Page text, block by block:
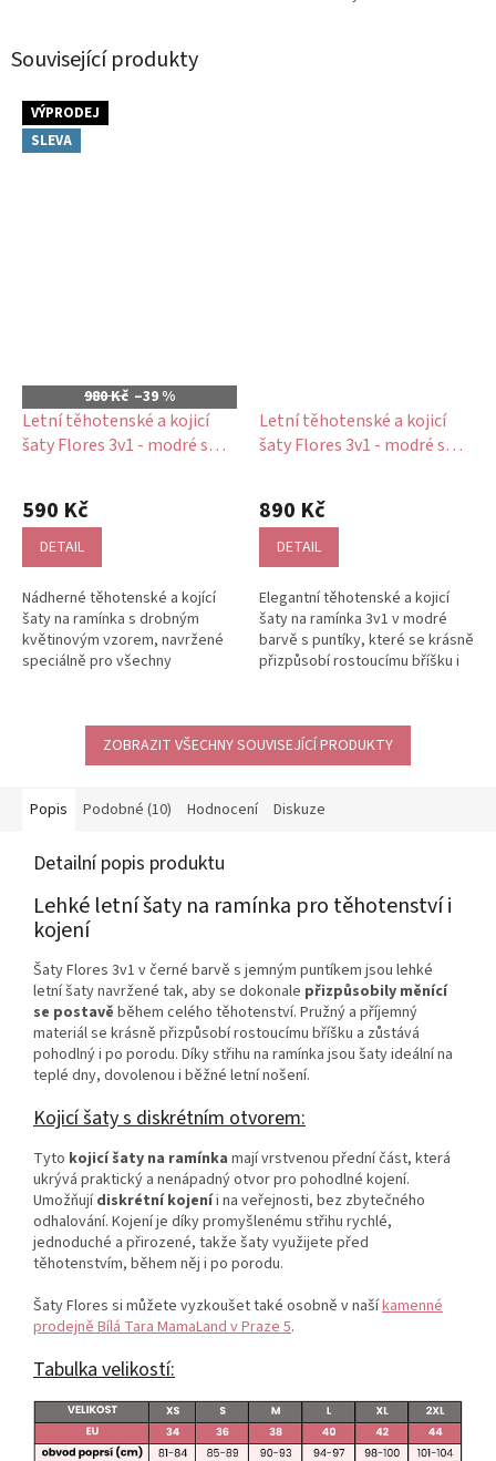
Související produkty
VÝPRODEJ
SLEVA
980 Kč –39 %
Letní těhotenské a kojicí
šaty Flores 3v1 - modré s
hodnocení
produktu
5,0
5
hvězdiček.
590 Kč
DETAIL
Nádherné těhotenské a kojící
šaty na ramínka s drobným
květinovým vzorem, navržené
speciálně pro všechny
Letní těhotenské a kojicí
šaty Flores 3v1 - modré s
890 Kč
DETAIL
Elegantní těhotenské a kojicí
šaty na ramínka 3v1 v modré
barvě s puntíky, které se krásně
přizpůsobí rostoucímu bříšku i
ZOBRAZIT VŠECHNY SOUVISEJÍCÍ PRODUKTY
Popis Podobné (10) Hodnocení Diskuze
Detailní popis produktu
Lehké letní šaty na ramínka pro těhotenství i
kojení
Šaty Flores 3v1 v černé barvě s jemným puntíkem jsou lehké
letní šaty navržené tak, aby se dokonale přizpůsobily měnící
se postavě během celého těhotenství. Pružný a příjemný
materiál se krásně přizpůsobí rostoucímu bříšku a zůstává
pohodlný i po porodu. Díky střihu na ramínka jsou šaty ideální na
teplé dny, dovolenou i běžné letní nošení.
Kojicí šaty s diskrétním otvorem:
Tyto kojicí šaty na ramínka mají vrstvenou přední část, která
ukrývá praktický a nenápadný otvor pro pohodlné kojení.
Umožňujídiskrétní kojeníi na veřejnosti, bez zbytečného
odhalování. Kojení je díky promyšlenému střihu rychlé,
jednoduché a přirozené, takže šaty využijete před
těhotenstvím, během něj i po porodu.
Šaty Flores si můžete vyzkoušet také osobně v našíkamenné
prodejně Bílá Tara MamaLand v Praze 5.
Tabulka velikostí: